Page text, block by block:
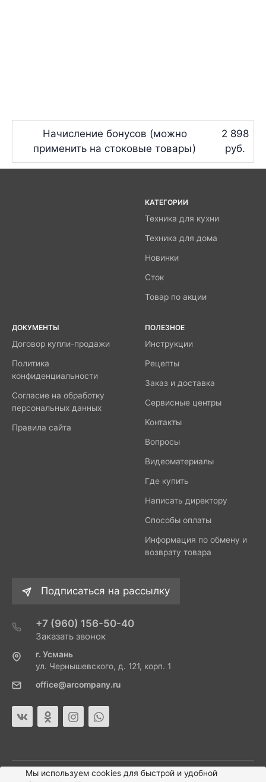
Начисление бонусов (можно
применить на стоковые товары)
2 898
руб.
КАТЕГОРИИ
Техника для кухни
Техника для дома
Новинки
Сток
Товар по акции
ДОКУМЕНТЫ
Договор купли-продажи
Политика
конфиденциальности
Согласие на обработку
персональных данных
Правила сайта
ПОЛЕЗНОЕ
Инструкции
Рецепты
Заказ и доставка
Сервисные центры
Контакты
Вопросы
Видеоматериалы
Где купить
Написать директору
Способы оплаты
Информация по обмену и
возврату товара
Подписаться на рассылку
+7 (960) 156-50-40
Заказать звонок
г. Усмань
ул. Чернышевского, д. 121, корп. 1
office@arcompany.ru
Мы используем cookies для быстрой и удобной